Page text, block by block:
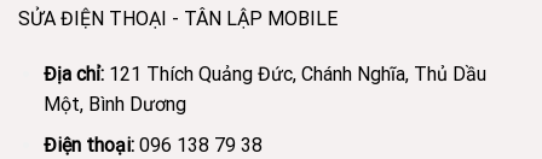
SỬA ĐIỆN THOẠI - TÂN LẬP MOBILE
Địa chỉ: 121 Thích Quảng Đức, Chánh Nghĩa, Thủ Dầu
Một, Bình Dương
Điện thoại: 096 138 79 38